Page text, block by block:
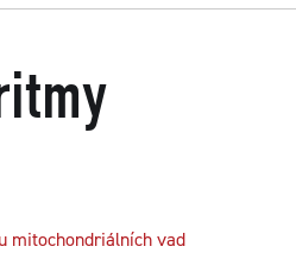
mitochondriálních vad